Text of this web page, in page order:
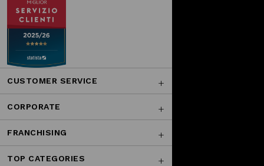
CUSTOMER SERVICE
CORPORATE
FRANCHISING
TOP CATEGORIES